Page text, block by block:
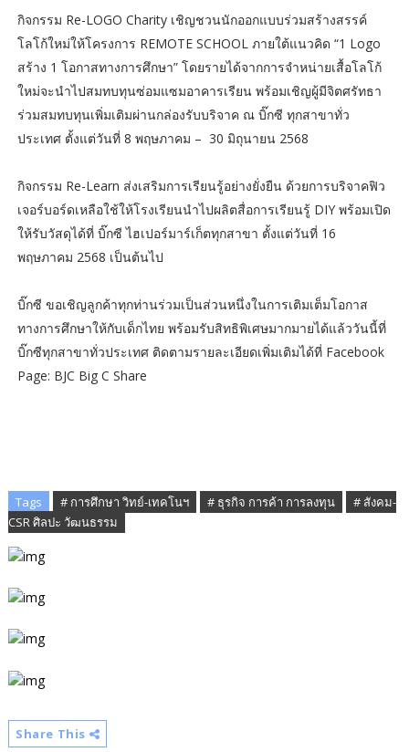
กิจกรรม Re-LOGO Charity เชิญชวนนักออกแบบร่วมสร้างสรรค์
โลโก้ใหม่ให้โครงการ REMOTE SCHOOL ภายใต้แนวคิด “1 Logo
สร้าง 1 โอกาสทางการศึกษา” โดยรายได้จากการจำหน่ายเสื้อโลโก้
ใหม่จะนำไปสมทบทุนซ่อมแซมอาคารเรียน พร้อมเชิญผู้มีจิตศรัทธา
ร่วมสมทบทุนเพิ่มเติมผ่านกล่องรับบริจาค ณ บิ๊กซี ทุกสาขาทั่ว
ประเทศ ตั้งแต่วันที่ 8 พฤษภาคม – 30 มิถุนายน 2568
กิจกรรม Re-Learn ส่งเสริมการเรียนรู้อย่างยั่งยืน ด้วยการบริจาคฟิว
เจอร์บอร์ดเหลือใช้ให้โรงเรียนนำไปผลิตสื่อการเรียนรู้ DIY พร้อมเปิด
ให้รับวัสดุได้ที่ บิ๊กซี ไฮเปอร์มาร์เก็ตทุกสาขา ตั้งแต่วันที่ 16
พฤษภาคม 2568 เป็นต้นไป
บิ๊กซี ขอเชิญลูกค้าทุกท่านร่วมเป็นส่วนหนึ่งในการเติมเต็มโอกาส
ทางการศึกษาให้กับเด็กไทย พร้อมรับสิทธิพิเศษมากมายได้แล้ววันนี้ที่
บิ๊กซีทุกสาขาทั่วประเทศ ติดตามรายละเอียดเพิ่มเติมได้ที่ Facebook
Page: BJC Big C Share
Tags # การศึกษา วิทย์-เทคโนฯ # ธุรกิจ การค้า การลงทุน
# สังคม-
CSR ศิลปะ วัฒนธรรม
Share This